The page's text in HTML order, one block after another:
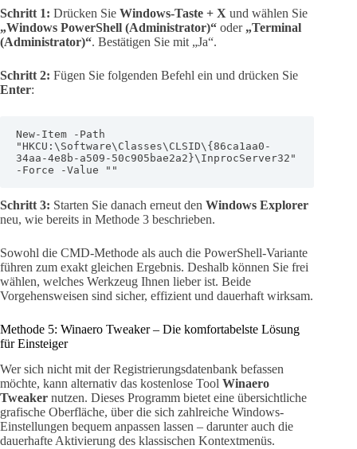
Schritt 1: Drücken Sie Windows-Taste + X und wählen Sie
„Windows PowerShell (Administrator)“ oder „Terminal
(Administrator)“. Bestätigen Sie mit „Ja“.
Schritt 2: Fügen Sie folgenden Befehl ein und drücken Sie
Enter:
New-Item -Path
"HKCU:\Software\Classes\CLSID\{86ca1aa0-
34aa-4e8b-a509-50c905bae2a2}\InprocServer32"
-Force -Value ""
Schritt 3: Starten Sie danach erneut den Windows Explorer
neu, wie bereits in Methode 3 beschrieben.
Sowohl die CMD-Methode als auch die PowerShell-Variante
führen zum exakt gleichen Ergebnis. Deshalb können Sie frei
wählen, welches Werkzeug Ihnen lieber ist. Beide
Vorgehensweisen sind sicher, effizient und dauerhaft wirksam.
Methode 5: Winaero Tweaker – Die komfortabelste Lösung
für Einsteiger
Wer sich nicht mit der Registrierungsdatenbank befassen
möchte, kann alternativ das kostenlose Tool Winaero
Tweaker nutzen. Dieses Programm bietet eine übersichtliche
grafische Oberfläche, über die sich zahlreiche Windows-
Einstellungen bequem anpassen lassen – darunter auch die
dauerhafte Aktivierung des klassischen Kontextmenüs.